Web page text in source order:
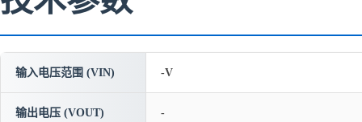
输入电压范围 (VIN) -V
输出电压 (VOUT) -